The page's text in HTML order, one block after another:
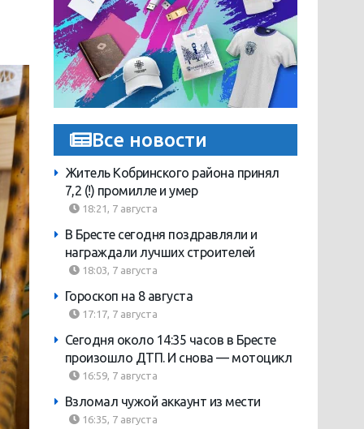
Все новости
Житель Кобринского района принял
7,2 (!) промилле и умер
18:21, 7 августа
В Бресте сегодня поздравляли и
награждали лучших строителей
18:03, 7 августа
Гороскоп на 8 августа
17:17, 7 августа
Сегодня около 14:35 часов в Бресте
произошло ДТП. И снова — мотоцикл
16:59, 7 августа
Взломал чужой аккаунт из мести
16:35, 7 августа